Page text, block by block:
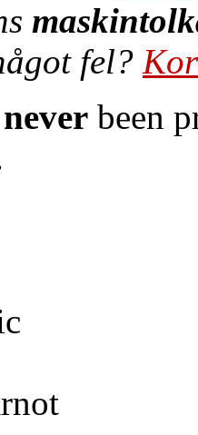
fel?
never been